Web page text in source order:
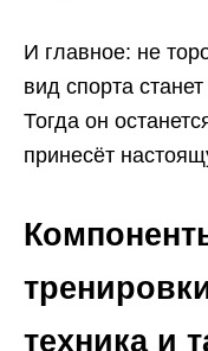
И главное: не
вид спорта
Тогда он
принесёт
техника и